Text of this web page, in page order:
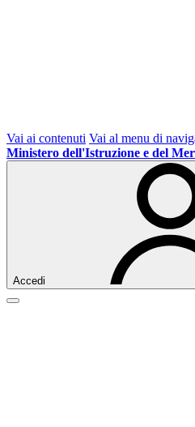
Vai ai contenuti Vai al menu di
Ministero dell'Istruzione e del
Accedi